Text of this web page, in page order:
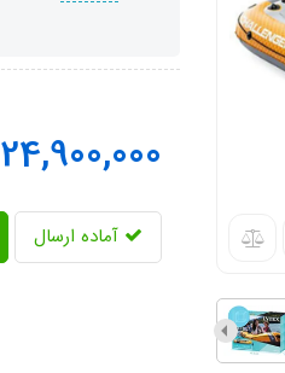
24,900,000
آماده ارسال